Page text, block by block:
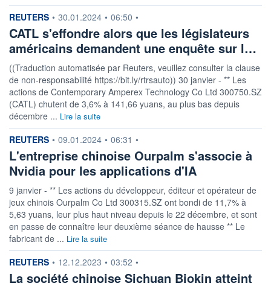
information fournie par
REUTERS • 30.01.2024 • 06:50 •
CATL s'effondre alors que les législateurs
américains demandent une enquête sur l…
((Traduction automatisée par Reuters, veuillez consulter la clause
de non-responsabilité https://bit.ly/rtrsauto)) 30 janvier - ** Les
actions de Contemporary Amperex Technology Co Ltd 300750.SZ
(CATL) chutent de 3,6% à 141,66 yuans, au plus bas depuis
décembre ... Lire la suite
information fournie par
REUTERS • 09.01.2024 • 06:31 •
L'entreprise chinoise Ourpalm s'associe à
Nvidia pour les applications d'IA
9 janvier - ** Les actions du développeur, éditeur et opérateur de
jeux chinois Ourpalm Co Ltd 300315.SZ ont bondi de 11,7% à
5,63 yuans, leur plus haut niveau depuis le 22 décembre, et sont
en passe de connaître leur deuxième séance de hausse ** Le
fabricant de ... Lire la suite
information fournie par
REUTERS • 12.12.2023 • 03:52 •
La société chinoise Sichuan Biokin atteint